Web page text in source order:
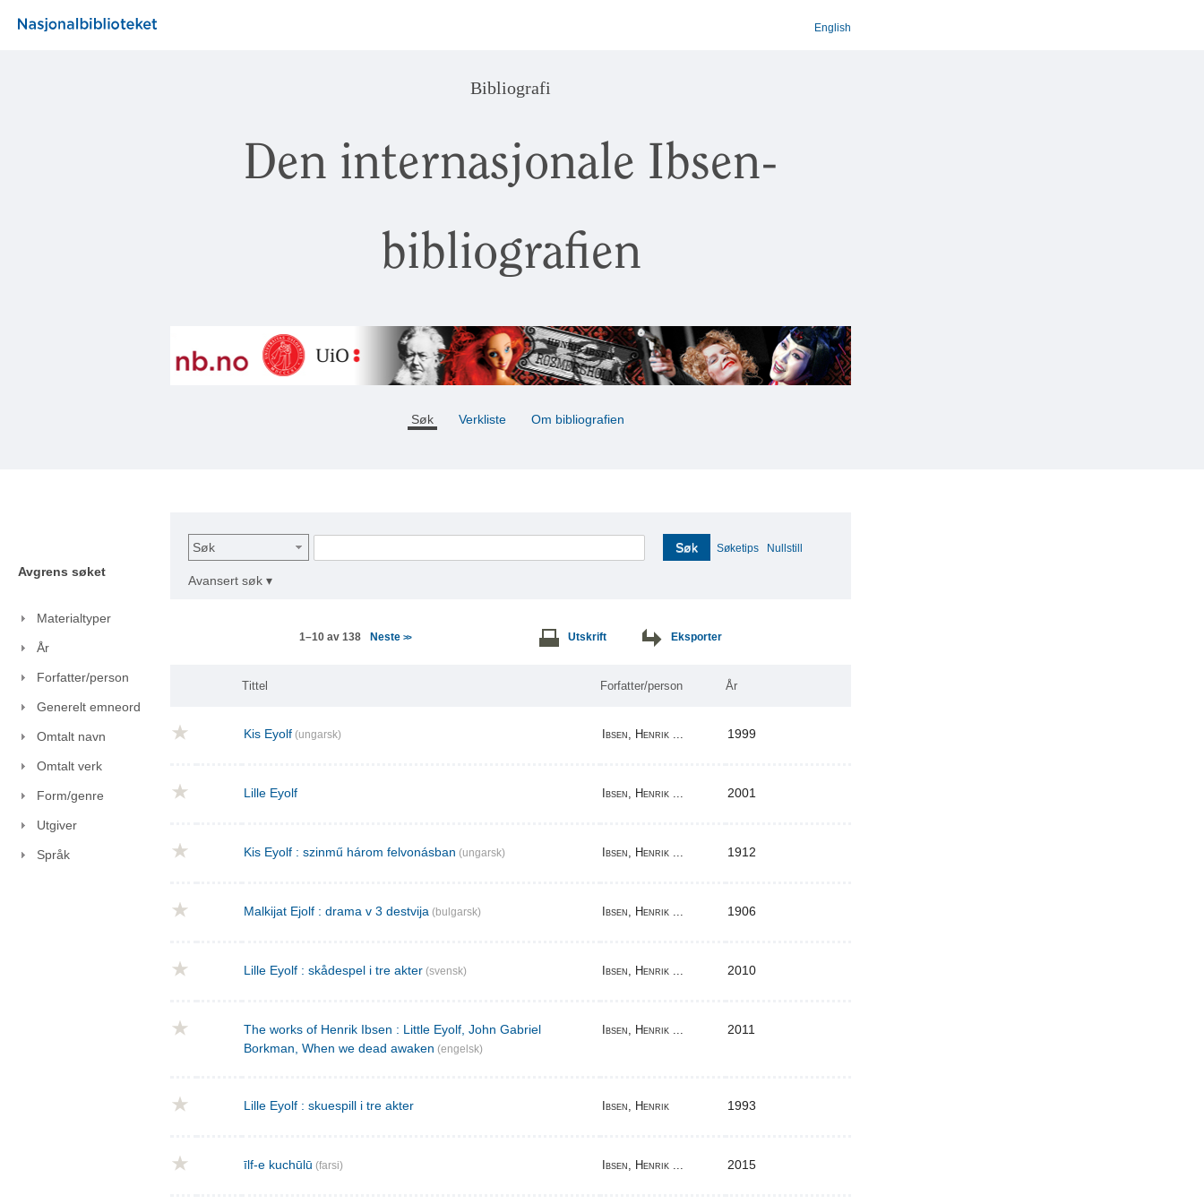
English
Bibliografi
Den internasjonale Ibsen-
bibliografien
Søk Verkliste Om bibliografien
Avgrens søket
Materialtyper
År
Forfatter/person
Generelt emneord
Omtalt navn
Omtalt verk
Form/genre
Utgiver
Språk
Søk Søk Søketips Nullstill
Avansert søk ▾
1–10 av 138 Neste >> Utskrift Eksporter
Tittel Forfatter/person År
Kis Eyolf (ungarsk) Ibsen, Henrik ... 1999
Lille Eyolf Ibsen, Henrik ... 2001
Kis Eyolf : szinmű három felvonásban (ungarsk) Ibsen, Henrik ... 1912
Malkijat Ejolf : drama v 3 destvija (bulgarsk) Ibsen, Henrik ... 1906
Lille Eyolf : skådespel i tre akter (svensk) Ibsen, Henrik ... 2010
The works of Henrik Ibsen : Little Eyolf, John Gabriel
Borkman, When we dead awaken (engelsk)
Ibsen, Henrik ... 2011
Lille Eyolf : skuespill i tre akter Ibsen, Henrik 1993
īlf-e kuchūlū (farsi) Ibsen, Henrik ... 2015